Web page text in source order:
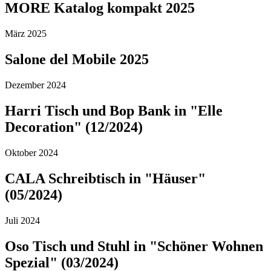
MORE Katalog kompakt 2025
März 2025
Salone del Mobile 2025
Dezember 2024
Harri Tisch und Bop Bank in "Elle
Decoration" (12/2024)
Oktober 2024
CALA Schreibtisch in "Häuser"
(05/2024)
Juli 2024
Oso Tisch und Stuhl in "Schöner Wohnen
Spezial" (03/2024)